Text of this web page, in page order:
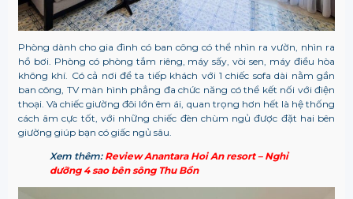
Phòng dành cho gia đình có ban công có thể nhìn ra vườn, nhìn ra
hồ bơi. Phòng có phòng tắm riêng, máy sấy, vòi sen, máy điều hòa
không khí. Có cả nơi để ta tiếp khách với 1 chiếc sofa dài nằm gần
ban công, TV màn hình phẳng đa chức năng có thể kết nối với điện
thoại. Và chiếc giường đôi lớn êm ái, quan trọng hơn hết là hệ thống
cách âm cực tốt, với những chiếc đèn chùm ngủ được đặt hai bên
giường giúp bạn có giấc ngủ sâu.
Xem thêm: Review Anantara Hoi An resort – Nghỉ
dưỡng 4 sao bên sông Thu Bồn